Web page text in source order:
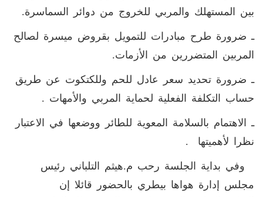
بين المستهلك والمربي للخروج من دوائر السماسرة.
ـ ضرورة طرح مبادرات للتمويل بقروض ميسرة لصالح
المربين المتضررين من الأزمات.
ـ ضرورة تحديد سعر عادل للحم وللكتكوت عن طريق
حساب التكلفة الفعلية لحماية المربي والأمهات .
ـ الاهتمام بالسلامة المعوية للطائر ووضعها في الاعتبار
نظرا لأهميتها .
وفي بداية الجلسة رحب م.هيثم التلباني رئيس
مجلس إدارة هواها بيطري بالحضور قائلا إن